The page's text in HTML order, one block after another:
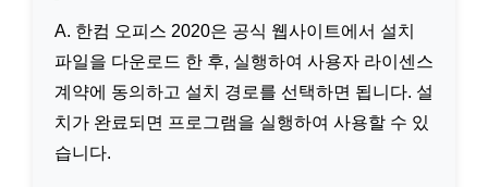
A. 한컴 오피스 2020은 공식 웹사이트에서 설치
파일을 다운로드 한 후, 실행하여 사용자 라이센스
계약에 동의하고 설치 경로를 선택하면 됩니다. 설
치가 완료되면 프로그램을 실행하여 사용할 수 있
습니다.